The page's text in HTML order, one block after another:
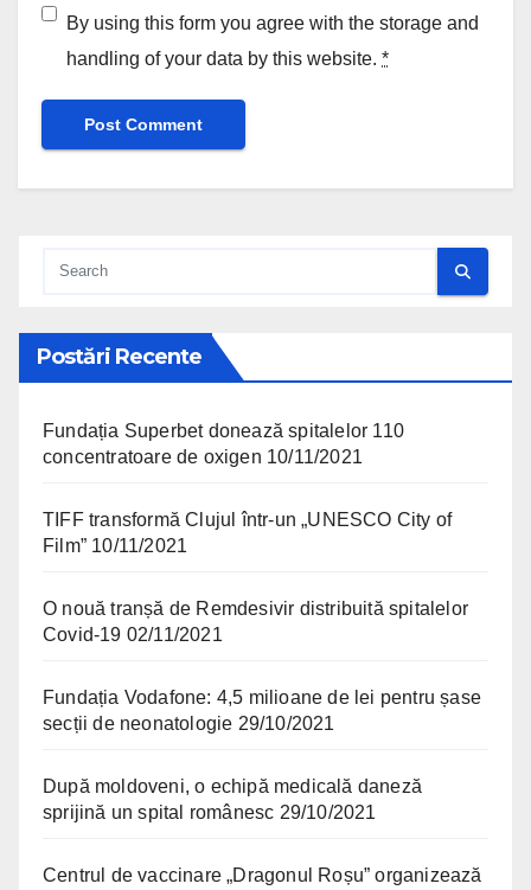
By using this form you agree with the storage and
handling of your data by this website. *
Postări Recente
Fundația Superbet donează spitalelor 110
concentratoare de oxigen 10/11/2021
TIFF transformă Clujul într-un „UNESCO City of
Film” 10/11/2021
O nouă tranșă de Remdesivir distribuită spitalelor
Covid-19 02/11/2021
Fundația Vodafone: 4,5 milioane de lei pentru șase
secții de neonatologie 29/10/2021
După moldoveni, o echipă medicală daneză
sprijină un spital românesc 29/10/2021
Centrul de vaccinare „Dragonul Roșu” organizează